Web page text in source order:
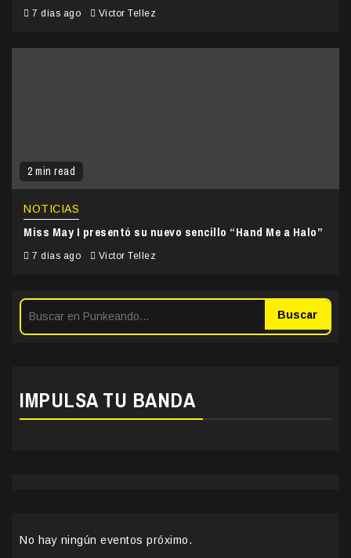
7 días ago Victor Tellez
2 min read
NOTICIAS
Miss May I presentó su nuevo sencillo “Hand Me a Halo”
7 días ago Victor Tellez
Buscar
IMPULSA TU BANDA
No hay ningún eventos próximo.